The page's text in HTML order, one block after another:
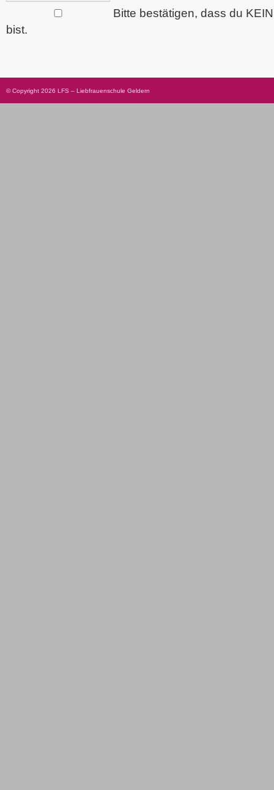
Bitte bestätigen, dass du
bist.
© Copyright 2026 LFS – Liebfrauenschule Geldern